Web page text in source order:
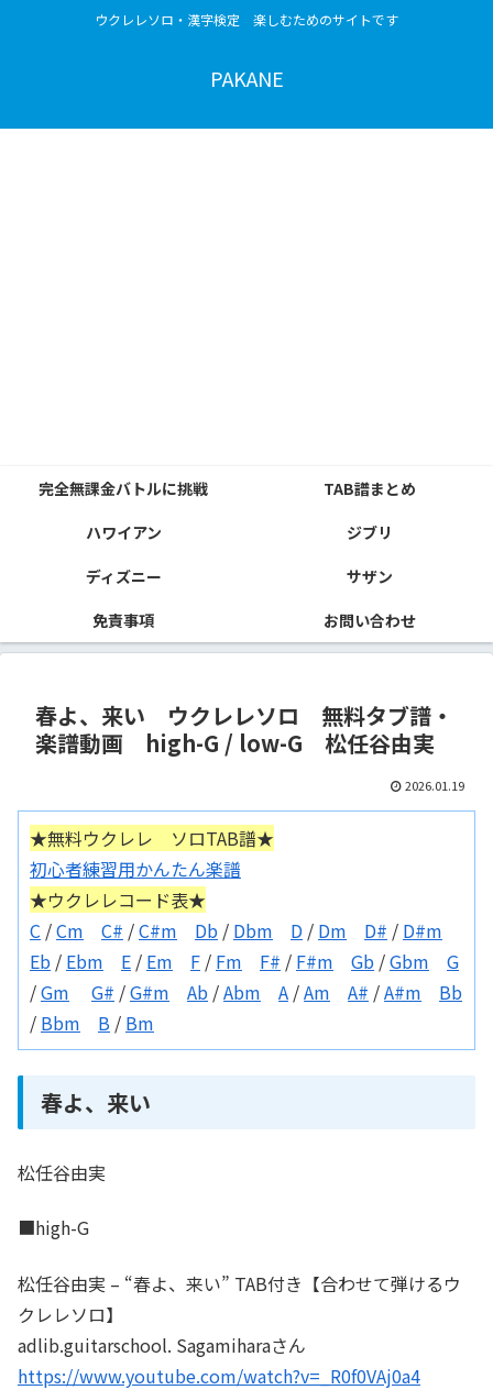
ウクレレソロ・漢字検定 楽しむためのサイトです
PAKANE
完全無課金バトルに挑戦
TAB譜まとめ
ハワイアン
ジブリ
ディズニー
サザン
免責事項
お問い合わせ
春よ、来い ウクレレソロ 無料タブ譜・
楽譜動画 high-G / low-G 松任谷由実
2026.01.19
★無料ウクレレ ソロTAB譜★
初心者練習用かんたん楽譜
★ウクレレコード表★
C /Cm C# /C#m Db / Dbm D / Dm D# / D#m
Eb / Ebm E / Em F / Fm F# / F#m Gb /Gbm
G
/Gm G# /G#m Ab /Abm A /Am A# /A#m
Bb
/ Bbm B / Bm
春よ、来い
松任谷由実
■high-G
松任谷由実 – “春よ、来い” TAB付き【合わせて弾けるウ
クレレソロ】
adlib.guitarschool. Sagamiharaさん
https://www.youtube.com/watch?v=_R0f0VAj0a4